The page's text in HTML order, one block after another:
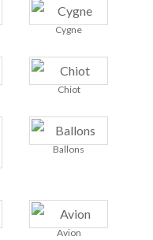
Cygne
Chiot
Ballons
Avion